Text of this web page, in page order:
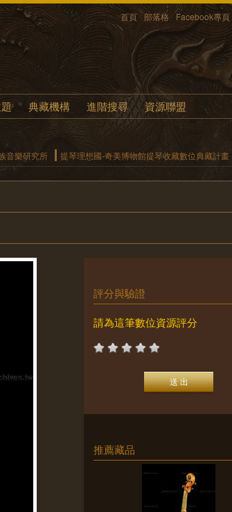
首頁 部落格 Facebook專頁
典藏機構 進階搜尋 資源聯盟
音樂研究所 提琴理想國-奇美博物館提琴收藏數位典藏計畫
評分與驗證
請為這筆數位資源評分
推薦藏品